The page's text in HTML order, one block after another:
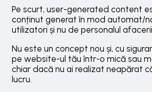
Pe scurt, user-generated content
conținut generat în mod automat/
utilizatori și nu de personalul
Nu este un concept nou și, cu
pe website-ul tău într-o mică sau
chiar dacă nu ai realizat neapărat
lucru.